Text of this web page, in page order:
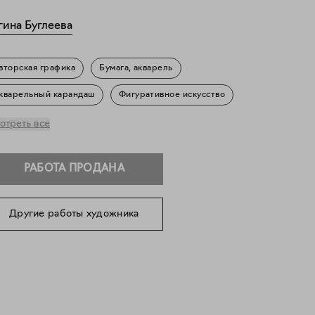
Буглеева
графика Бумага, акварель
карандаш Фигуративное искусство
все
РАБОТА ПРОДАНА
Другие работы художника